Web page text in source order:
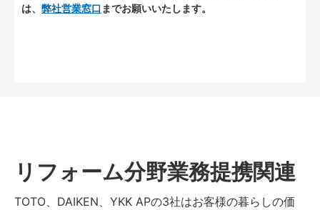
は、 弊社営業窓口 までお願いいたします。
リフォーム分野業務提携関連
TOTO、DAIKEN、YKK APの3社はお客様の暮らしの価